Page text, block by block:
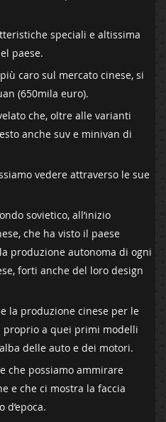
speciali e altissima
paese.
caro sul mercato cinese, si
(650mila euro).
che, oltre alle varianti
anche suv e minivan di
vedere attraverso le sue
sovietico, all’inizio
che ha visto il paese
produzione autonoma di ogni
forti anche del loro design
la produzione cinese per le
proprio a quei primi modelli
delle auto e dei motori.
che possiamo ammirare
e che ci mostra la faccia